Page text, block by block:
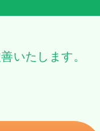
いたします。